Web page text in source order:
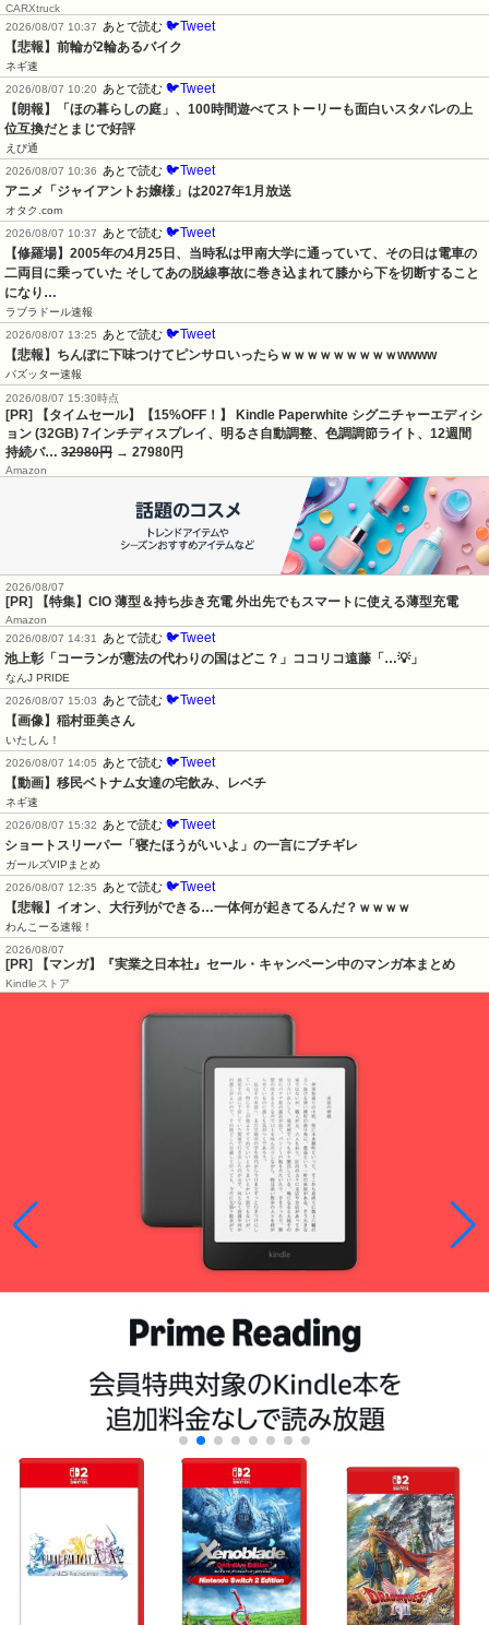
CARXtruck
2026/08/07 10:37
あとで読む 🐦Tweet
【悲報】前輪が2輪あるバイク
ネギ速
2026/08/07 10:20
あとで読む 🐦Tweet
【朗報】「ほの暮らしの庭」、100時間遊べてストーリーも面白いスタバレの上
位互換だとまじで好評
えび通
2026/08/07 10:36
あとで読む 🐦Tweet
アニメ「ジャイアントお嬢様」は2027年1月放送
オタク.com
2026/08/07 10:37
あとで読む 🐦Tweet
【修羅場】2005年の4月25日、当時私は甲南大学に通っていて、その日は電車の
二両目に乗っていた そしてあの脱線事故に巻き込まれて膝から下を切断すること
になり…
ラブラドール速報
2026/08/07 13:25
あとで読む 🐦Tweet
【悲報】ちんぽに下味つけてピンサロいったらｗｗｗｗｗｗｗｗｗwwww
バズッター速報
2026/08/07 15:30時点
[PR] 【タイムセール】【15%OFF！】 Kindle Paperwhite シグニチャーエディシ
ョン (32GB) 7インチディスプレイ、明るさ自動調整、色調調節ライト、12週間
持続バ… 32980円 → 27980円
Amazon
2026/08/07
[PR] 【特集】CIO 薄型＆持ち歩き充電 外出先でもスマートに使える薄型充電
Amazon
2026/08/07 14:31
あとで読む 🐦Tweet
池上彰「コーランが憲法の代わりの国はどこ？」ココリコ遠藤「…💡」
なんJ PRIDE
2026/08/07 15:03
あとで読む 🐦Tweet
【画像】稲村亜美さん
いたしん！
2026/08/07 14:05
あとで読む 🐦Tweet
【動画】移民ベトナム女達の宅飲み、レベチ
ネギ速
2026/08/07 15:32
あとで読む 🐦Tweet
ショートスリーパー「寝たほうがいいよ」の一言にブチギレ
ガールズVIPまとめ
2026/08/07 12:35
あとで読む 🐦Tweet
【悲報】イオン、大行列ができる…一体何が起きてるんだ？ｗｗｗｗ
わんこーる速報！
2026/08/07
[PR] 【マンガ】『実業之日本社』セール・キャンペーン中のマンガ本まとめ
Kindleストア